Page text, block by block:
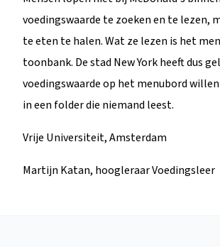
voedingswaarde te zoeken en te lezen,
te eten te halen. Wat ze lezen is het
toonbank. De stad New York heeft dus
voedingswaarde op het menubord
in een folder die niemand leest.
Vrije Universiteit, Amsterdam
Martijn Katan, hoogleraar Voedingsleer